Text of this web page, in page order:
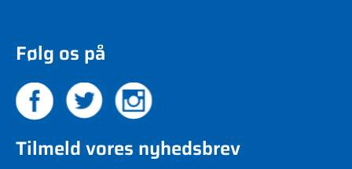
Følg os på
Tilmeld vores nyhedsbrev